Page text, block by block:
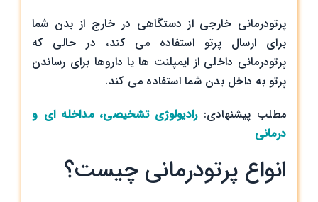
پرتودرمانی خارجی از دستگاهی در خارج از بدن شما
برای ارسال پرتو استفاده می کند، در حالی که
پرتودرمانی داخلی از ایمپلنت ها یا داروها برای رساندن
پرتو به داخل بدن شما استفاده می کند.
مطلب پیشنهادی:رادیولوژی تشخیصی، مداخله ای و
درمانی
انواع پرتودرمانی چیست؟